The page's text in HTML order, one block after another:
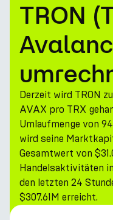
Märkte
Rechner
PARK Token
Ressourcen
TRON
Derzeit wird TRON zu
AVAX pro TRX
Umlaufmenge von
wird seine
Gesamtwert von
Handelsaktivitäten
den letzten 24
$307.61M erreicht.